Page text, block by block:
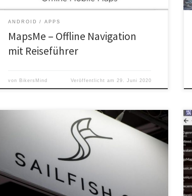
ANDROID APPS
MapsMe – Offline Navigation
mit Reiseführer
von BikersMind Veröffentlicht am 29. Juni 2020
Viele werden sich fragen, warum ich Googles Android,
Apple & Co meide. Der Grund ist ein ganz Einfacher:
Unabhängigkeit und Freiheit (von Werbung). Sailfish OS
konzentriert sich aufs Wesentliche und ist bei Weitem
nicht so überladen wie andere Systeme. Dadurch spart
man Einiges an Datenvolumen und Energie. Der Preis